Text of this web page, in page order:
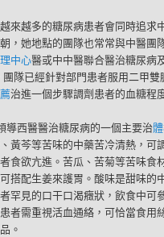
來越多的糖尿病患者會同時追求
朝，她地點的團隊也常常與中醫團
中心醫或中中醫聯合醫治糖尿病
隊已經針對部門患者服用二甲雙
治進一個步驟調劑患者的血糖程
導西醫醫治糖尿病的一個主要治
黃芩等苦味的中藥苦冷清熱，可
食欲亢進。苦瓜、苦菊等苦味食
搭配生姜來護胃。酸味是甜味的
罕見的口干口渴癥狀，飲食中可
者需重視活血通絡，可恰當食用
。